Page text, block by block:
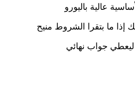
عالية باليورو
ما بتقرا الشروط منيح
ليعطي جواب نهائي